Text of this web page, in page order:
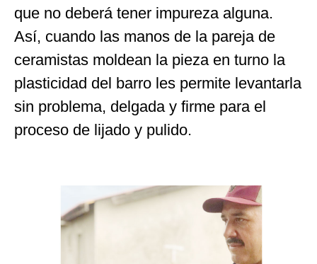
que no deberá tener impureza alguna.
Así, cuando las manos de la pareja de
ceramistas moldean la pieza en turno la
plasticidad del barro les permite levantarla
sin problema, delgada y firme para el
proceso de lijado y pulido.